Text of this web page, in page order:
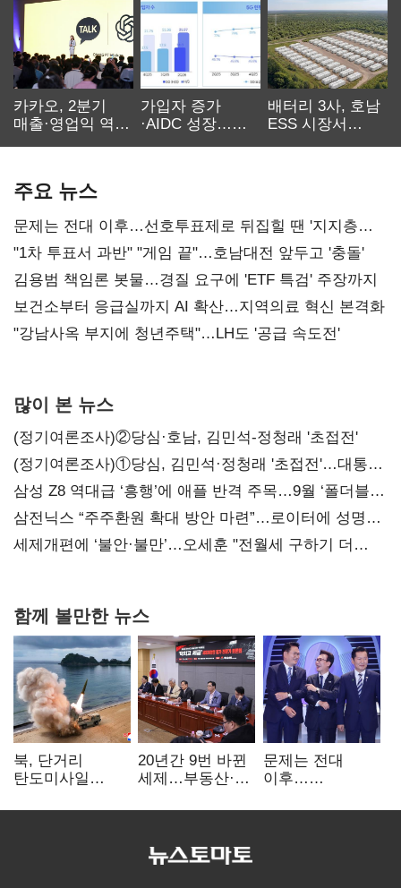
카카오, 2분기
매출·영업익 역대
가입자 증가
·AIDC 성장…
배터리 3사, 호남
ESS 시장서
주요 뉴스
문제는 전대 이후…선호투표제로 뒤집힐 땐 '지지층
불복'
"1차 투표서 과반" "게임 끝"…호남대전 앞두고 '충돌'
김용범 책임론 봇물…경질 요구에 'ETF 특검' 주장까지
보건소부터 응급실까지 AI 확산…지역의료 혁신 본격화
"강남사옥 부지에 청년주택"…LH도 '공급 속도전'
많이 본 뉴스
(정기여론조사)②당심·호남, 김민석-정청래 '초접전'
(정기여론조사)①당심, 김민석·정청래 '초접전'…대통령
지지도 '50% 아래로'(종합)
삼성 Z8 역대급 ‘흥행’에 애플 반격 주목…9월 ‘폴더블
대전’
삼전닉스 “주주환원 확대 방안 마련”…로이터에 성명
보내
세제개편에 ‘불안·불만’…오세훈 "전월세 구하기 더
함께 볼만한 뉴스
북, 단거리
탄도미사일
"즉각 중단 촉구"
20년간 9번 바뀐
세제…부동산·
건드렸다
문제는 전대
이후…
뒤집힐 땐